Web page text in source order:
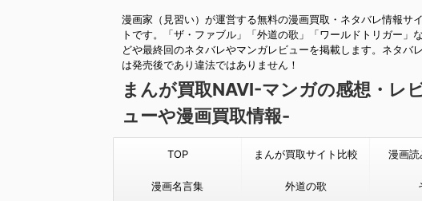
漫画家（見習い）が運営する無料の漫画買取・ネタバレ情報サイ
トです。「ザ・ファブル」「外道の歌」「ワールドトリガー」な
どや最終回のネタバレやマンガレビューを掲載します。ネタバレ
は発売後であり違法ではありません！
まんが買取NAVI-マンガの感想・レ
ューや漫画買取情報-
TOP まんが買取サイト比較 漫画読
漫画名言集 外道の歌